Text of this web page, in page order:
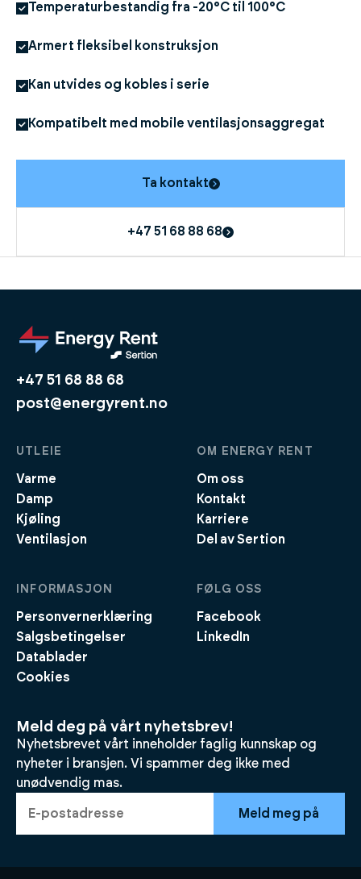
Temperaturbestandig fra -20°C til 100°C
Armert fleksibel konstruksjon
Kan utvides og kobles i serie
Kompatibelt med mobile ventilasjonsaggregat
Ta kontakt
+47 51 68 88 68
+47 51 68 88 68
post@energyrent.no
UTLEIE
Varme
Damp
Kjøling
Ventilasjon
OM ENERGY RENT
Om oss
Kontakt
Karriere
Del av Sertion
INFORMASJON
Personvernerklæring
Salgsbetingelser
Datablader
Cookies
FØLG OSS
Facebook
LinkedIn
Meld deg på vårt nyhetsbrev!
Nyhetsbrevet vårt inneholder faglig kunnskap og
nyheter i bransjen. Vi spammer deg ikke med
unødvendig mas.
Meld meg på